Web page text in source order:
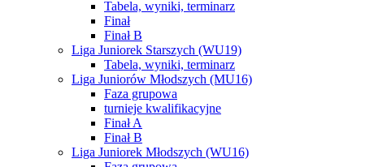
Tabela, wyniki, terminarz
Finał
Finał B
Liga Juniorek Starszych (WU19)
Tabela, wyniki, terminarz
Liga Juniorów Młodszych (MU16)
Faza grupowa
turnieje kwalifikacyjne
Finał A
Finał B
Liga Juniorek Młodszych (WU16)